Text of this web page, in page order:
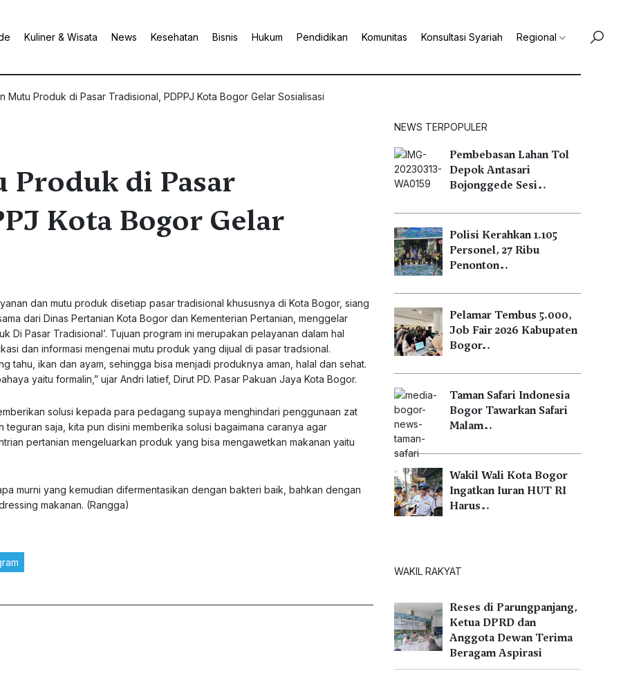
Kuliner & Wisata News Kesehatan Bisnis Hukum Pendidikan Komunitas Konsultasi Syariah Regional
Mutu Produk di Pasar Tradisional, PDPPJ Kota Bogor Gelar Sosialisasi
Produk di Pasar
Kota Bogor Gelar
dan mutu produk disetiap pasar tradisional khususnya di Kota Bogor, siang
dari Dinas Pertanian Kota Bogor dan Kementerian Pertanian, menggelar
Di Pasar Tradisional’. Tujuan program ini merupakan pelayanan dalam hal
dan informasi mengenai mutu produk yang dijual di pasar tradsional.
tahu, ikan dan ayam, sehingga bisa menjadi produknya aman, halal dan sehat.
yaitu formalin,” ujar Andri latief, Dirut PD. Pasar Pakuan Jaya Kota Bogor.
solusi kepada para pedagang supaya menghindari penggunaan zat
teguran saja, kita pun disini memberika solusi bagaimana caranya agar
pertanian mengeluarkan produk yang bisa mengawetkan makanan yaitu
murni yang kemudian difermentasikan dengan bakteri baik, bahkan dengan
makanan. (Rangga)
NEWS TERPOPULER
Pembebasan Lahan Tol
Depok Antasari
Bojonggede Sesi…
Polisi Kerahkan 1.105
Personel, 27 Ribu
Penonton…
Pelamar Tembus 5.000,
Job Fair 2026 Kabupaten
Bogor…
Taman Safari Indonesia
Bogor Tawarkan Safari
Malam…
Wakil Wali Kota Bogor
Ingatkan Iuran HUT RI
Harus…
WAKIL RAKYAT
Reses di Parungpanjang,
Ketua DPRD dan
Anggota Dewan Terima
Beragam Aspirasi